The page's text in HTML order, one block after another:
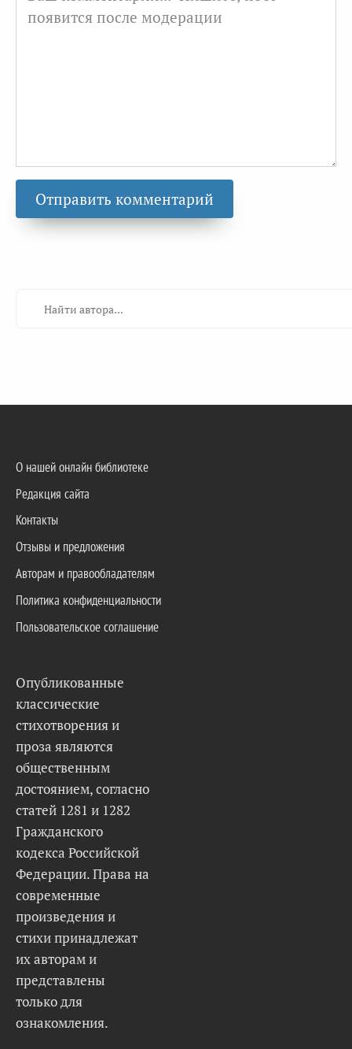
О нашей онлайн библиотеке
Редакция сайта
Контакты
Отзывы и предложения
Авторам и правообладателям
Политика конфиденциальности
Пользовательское соглашение
Опубликованные
классические
стихотворения и
проза являются
общественным
достоянием, согласно
статей 1281 и 1282
Гражданского
кодекса Российской
Федерации. Права на
современные
произведения и
стихи принадлежат
их авторам и
представлены
только для
ознакомления.